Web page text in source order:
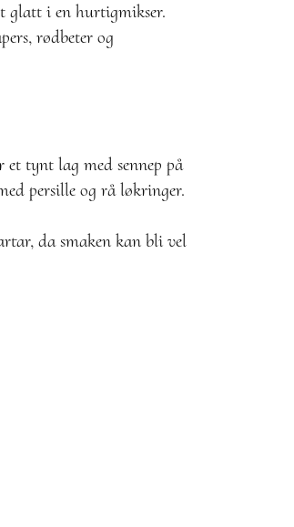
glatt i en hurtigmikser.
rødbeter og
tynt lag med sennep på
persille og rå løkringer.
da smaken kan bli vel